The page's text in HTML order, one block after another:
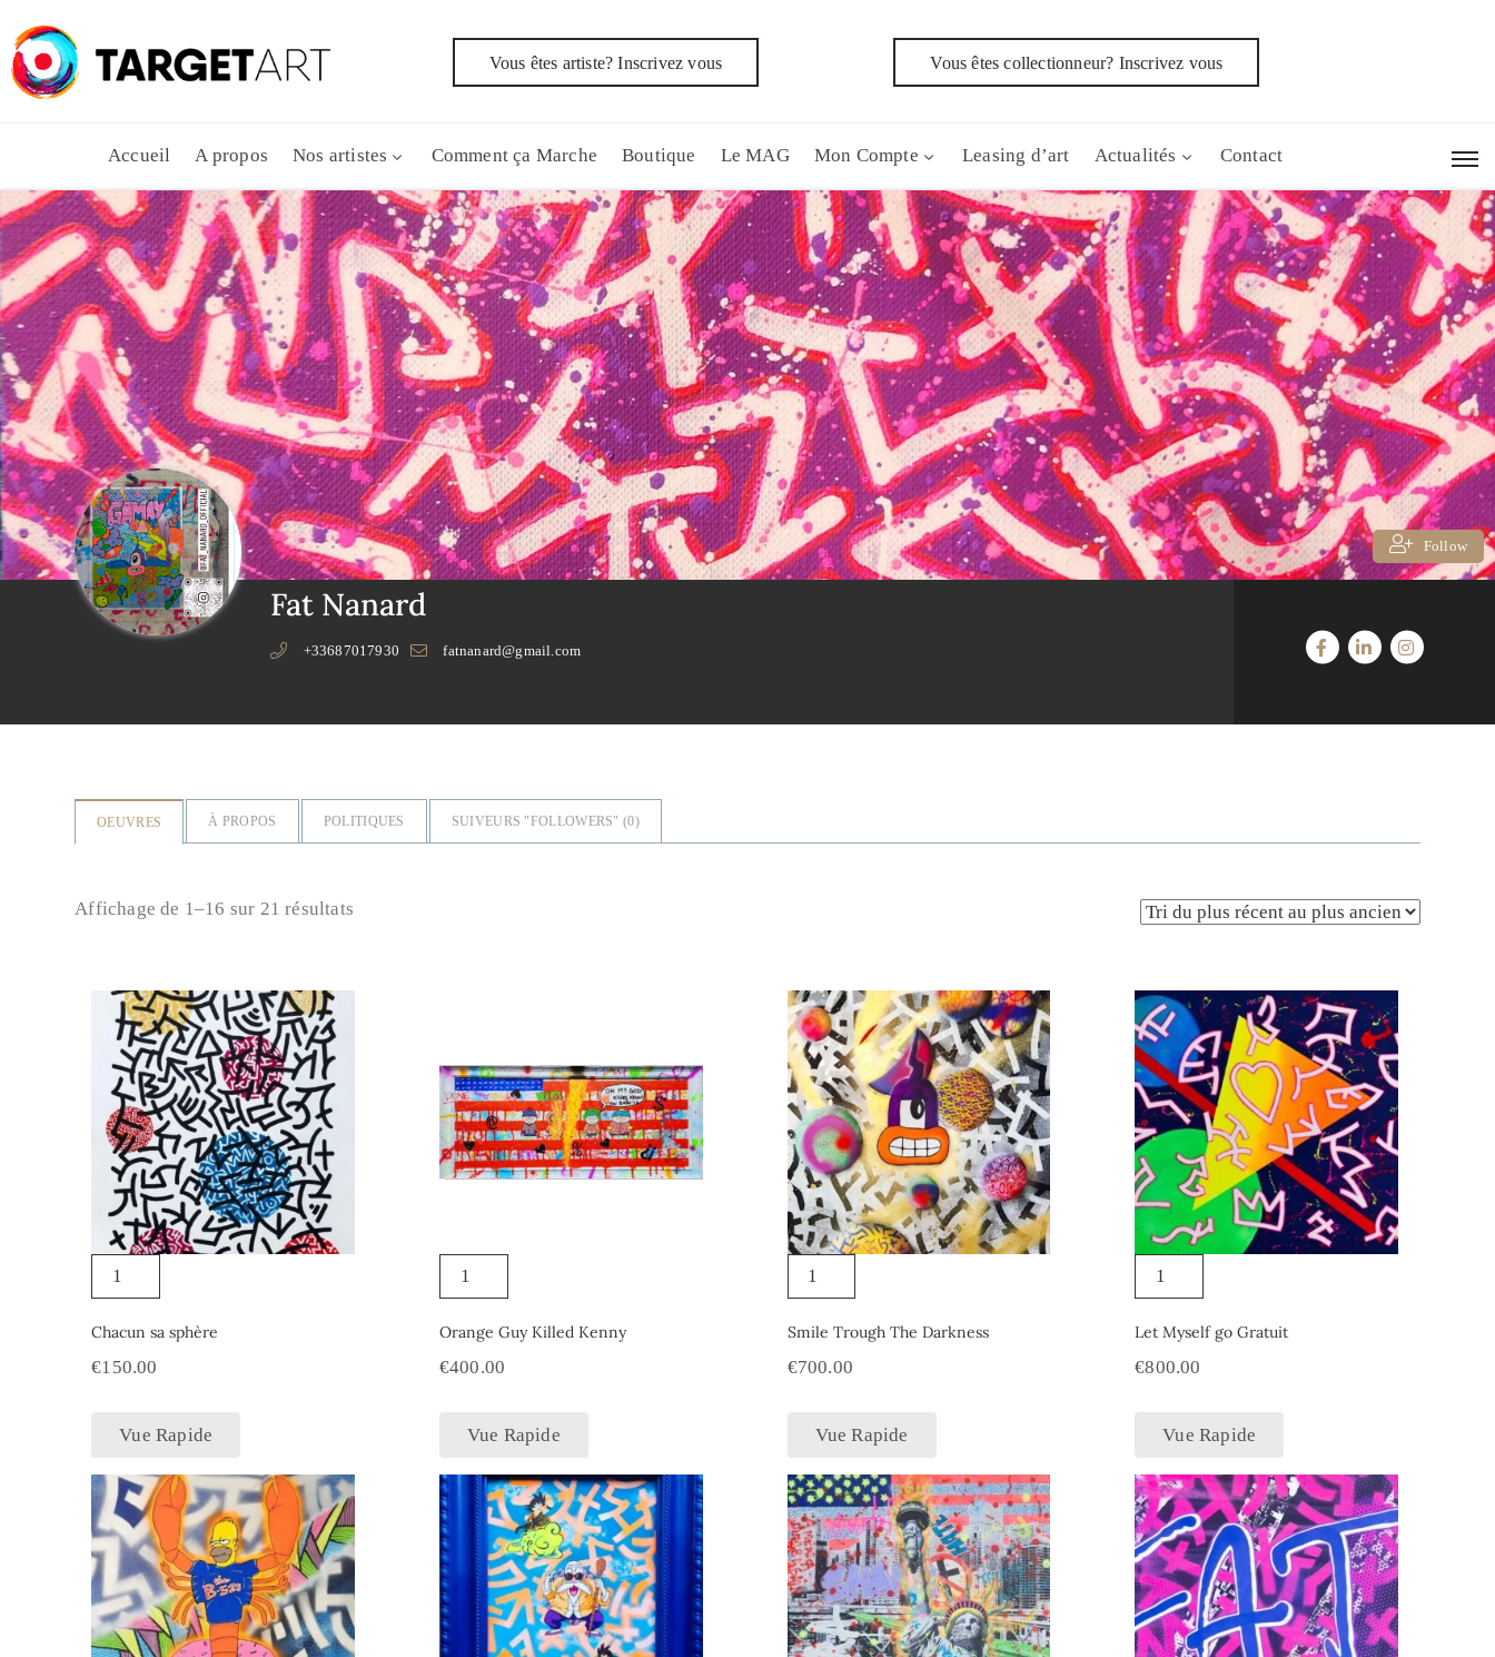
Vous êtes artiste? Inscrivez vous Vous êtes collectionneur? Inscrivez vous
Accueil A propos Nos artistes Comment ça Marche Boutique Le MAG Mon Compte Leasing d’art Actualités Contact
Fat Nanard
+33687017930 fatnanard@gmail.com
Follow
OEUVRES À PROPOS POLITIQUES SUIVEURS "FOLLOWERS" (0)
Affichage de 1–16 sur 21 résultats
Chacun sa sphère
€150.00
Vue Rapide
Orange Guy Killed Kenny
€400.00
Vue Rapide
Smile Trough The Darkness
€700.00
Vue Rapide
Let Myself go Gratuit
€800.00
Vue Rapide